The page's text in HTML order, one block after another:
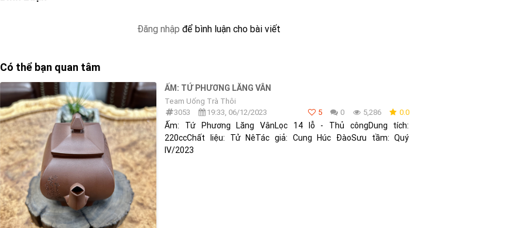
Đăng nhập để bình luận cho bài viết
Có thể bạn quan tâm
ẤM: TỨ PHƯƠNG LĂNG VÂN
Team Uống Trà Thôi
3053
19:33, 06/12/2023 5 0 5,286 0.0
Ấm: Tứ Phương Lăng VânLọc 14 lỗ - Thủ côngDung tích:
220ccChất liệu: Tử NêTác giả: Cung Húc ĐàoSưu tầm: Quý
IV/2023